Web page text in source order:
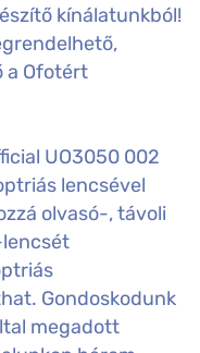
kínálatunkból!
a Ofotért
UO3050 002
lencsével
olvasó-, távoli
Gondoskodunk
megadott